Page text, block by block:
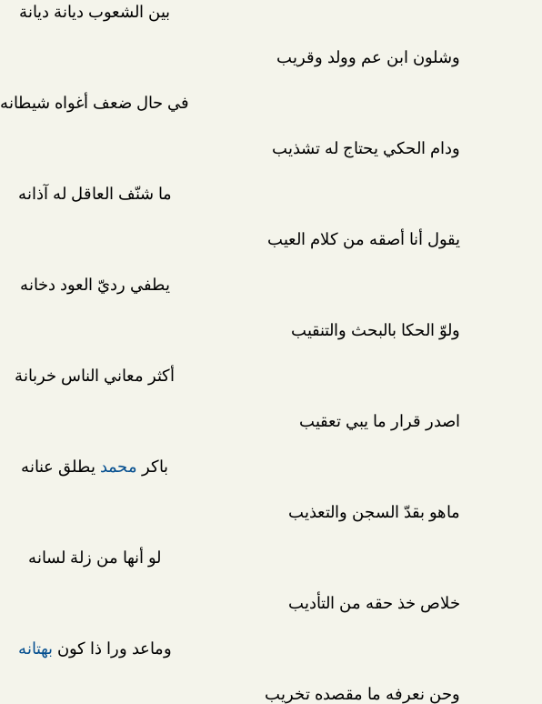
بين الشعوب ديانة ديانة
وشلون ابن عم وولد وقريب
في حال ضعف أغواه شيطانه
ودام الحكي يحتاج له تشذيب
ما شنّف العاقل له آذانه
يقول أنا أصقه من كلام العيب
يطفي رديّ العود دخانه
ولوّ الحكا بالبحث والتنقيب
أكثر معاني الناس خربانة
اصدر قرار ما يبي تعقيب
باكر محمد يطلق عنانه
ماهو بقدّ السجن والتعذيب
لو أنها من زلة لسانه
خلاص خذ حقه من التأديب
وماعد ورا ذا كون بهتانه
وحن نعرفه ما مقصده تخريب